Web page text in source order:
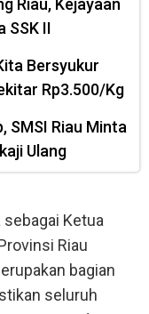
Riau, Kejayaan
SSK II
Bersyukur
Rp3.500/Kg
SMSI Riau Minta
Ulang
Ketua
Riau
bagian
seluruh